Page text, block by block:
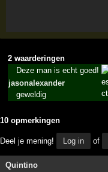
2 waarderingen
Deze man is echt goed!
jasona­lexand­er
geweldig
10 opmerkingen
Deel je mening! Log in of
Quintino